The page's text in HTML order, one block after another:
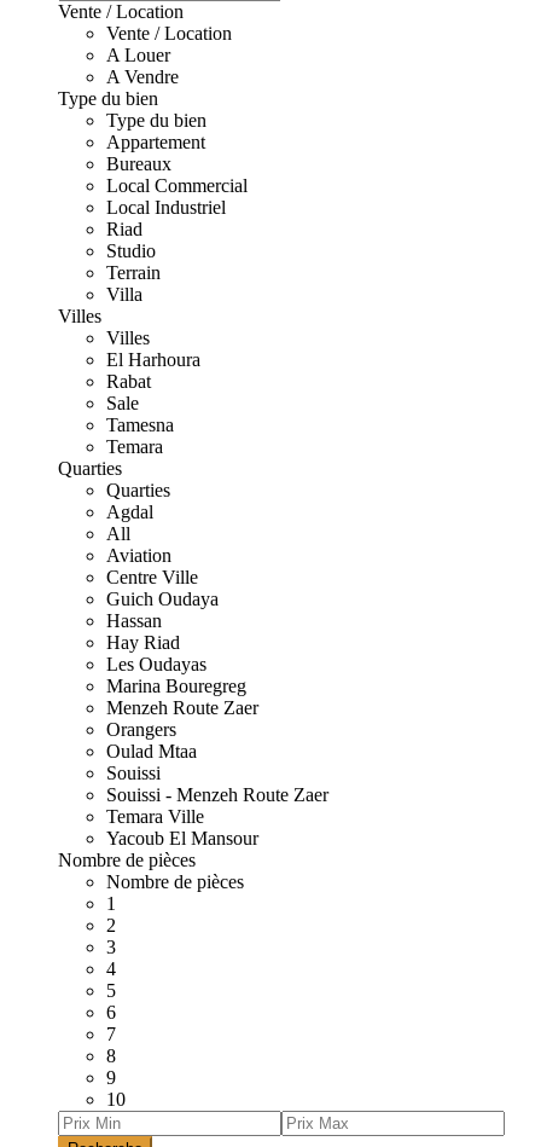
Vente / Location
Vente / Location
A Louer
A Vendre
Type du bien
Type du bien
Appartement
Bureaux
Local Commercial
Local Industriel
Riad
Studio
Terrain
Villa
Villes
Villes
El Harhoura
Rabat
Sale
Tamesna
Temara
Quarties
Quarties
Agdal
All
Aviation
Centre Ville
Guich Oudaya
Hassan
Hay Riad
Les Oudayas
Marina Bouregreg
Menzeh Route Zaer
Orangers
Oulad Mtaa
Souissi
Souissi - Menzeh Route Zaer
Temara Ville
Yacoub El Mansour
Nombre de pièces
Nombre de pièces
1
2
3
4
5
6
7
8
9
10